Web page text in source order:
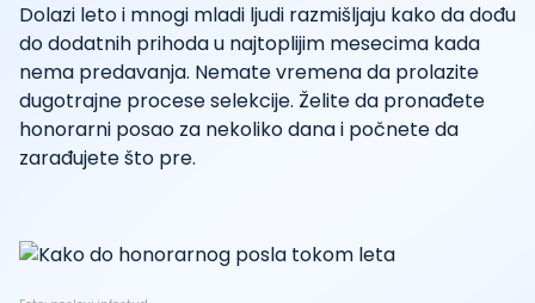
Dolazi leto i mnogi mladi ljudi razmišljaju kako da dođu
do dodatnih prihoda u najtoplijim mesecima kada
nema predavanja. Nemate vremena da prolazite
dugotrajne procese selekcije. Želite da pronađete
honorarni posao za nekoliko dana i počnete da
zarađujete što pre.